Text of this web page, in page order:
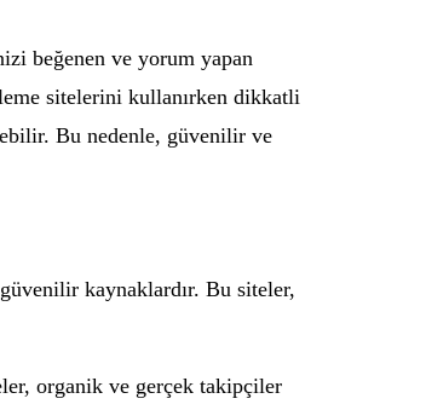
beğenen ve yorum yapan
sitelerini kullanırken dikkatli
Bu nedenle, güvenilir ve
kaynaklardır. Bu siteler,
organik ve gerçek takipçiler